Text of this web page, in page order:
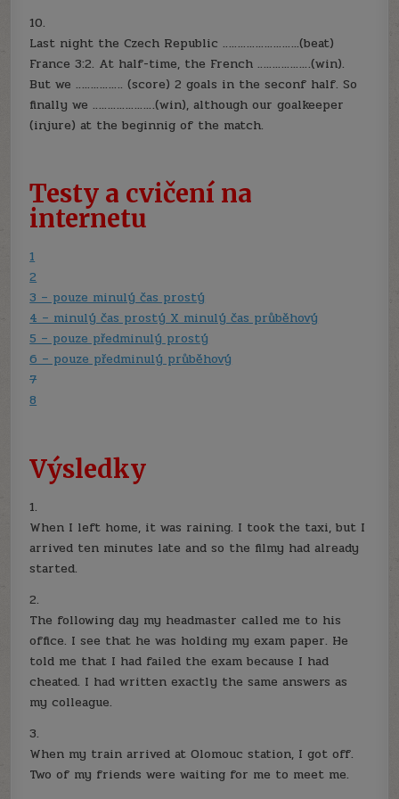
10.
Last night the Czech Republic ……………………..(beat)
France 3:2. At half-time, the French ………………(win).
But we ……………. (score) 2 goals in the seconf half. So
finally we …………………(win), although our goalkeeper
(injure) at the beginnig of the match.
Testy a cvičení na
internetu
1
2
3 – pouze minulý čas prostý
4 – minulý čas prostý X minulý čas průběhový
5 – pouze předminulý prostý
6 – pouze předminulý průběhový
7
8
Výsledky
1.
When I left home, it was raining. I took the taxi, but I
arrived ten minutes late and so the filmy had already
started.
2.
The following day my headmaster called me to his
office. I see that he was holding my exam paper. He
told me that I had failed the exam because I had
cheated. I had written exactly the same answers as
my colleague.
3.
When my train arrived at Olomouc station, I got off.
Two of my friends were waiting for me to meet me.